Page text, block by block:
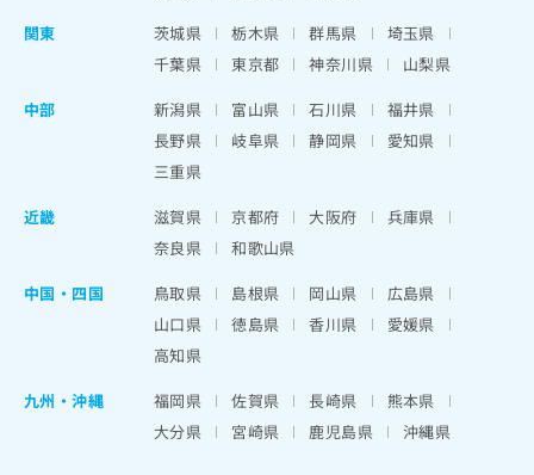
関東
茨城県 栃木県 群馬県
埼玉県
千葉県
東京都 神奈川県
山梨県
中部
新潟県 富山県 石川県
福井県
長野県
岐阜県 静岡県
愛知県
三重県
近畿
滋賀県 京都府 大阪府
兵庫県
奈良県
和歌山県
中国・四国
鳥取県 島根県 岡山県
広島県
山口県
徳島県 香川県
愛媛県
高知県
九州・沖縄
福岡県 佐賀県 長崎県
熊本県
大分県
宮崎県 鹿児島県 沖縄県